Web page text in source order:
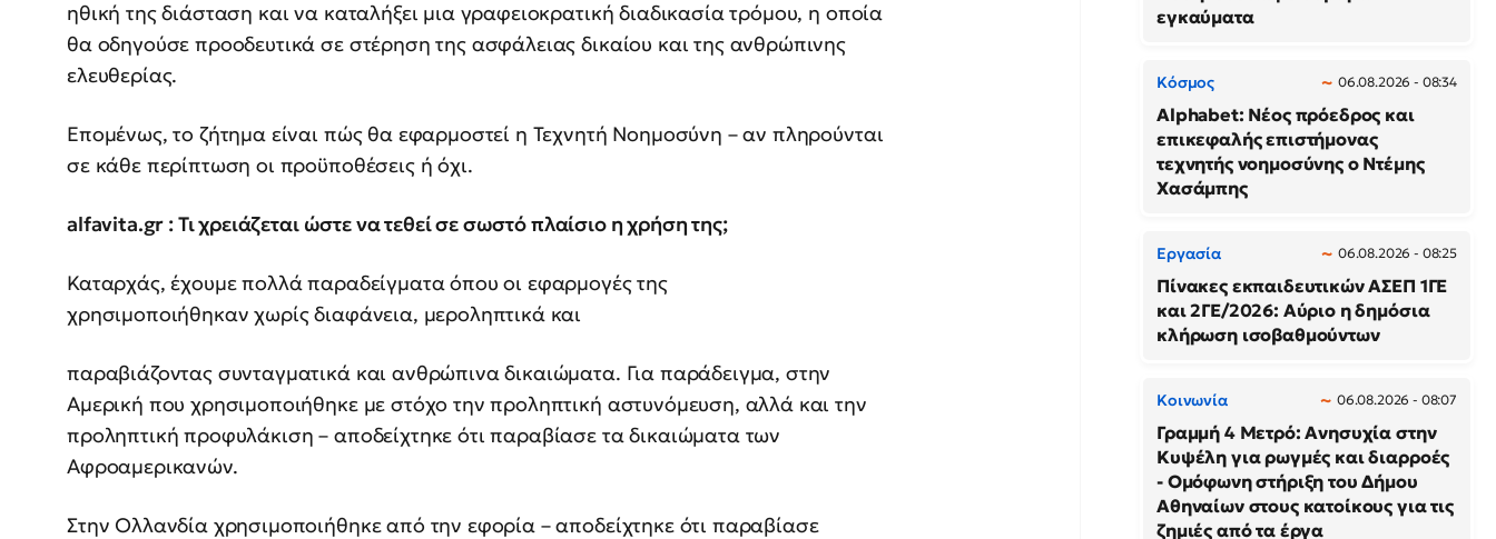
ηθική της διάσταση και να καταλήξει μια γραφειοκρατική διαδικασία τρόμου, η οποία
θα οδηγούσε προοδευτικά σε στέρηση της ασφάλειας δικαίου και της ανθρώπινης
ελευθερίας.
Επομένως, το ζήτημα είναι πώς θα εφαρμοστεί η Τεχνητή Νοημοσύνη – αν πληρούνται
σε κάθε περίπτωση οι προϋποθέσεις ή όχι.
alfavita.gr : Τι χρειάζεται ώστε να τεθεί σε σωστό πλαίσιο η χρήση της;
Καταρχάς, έχουμε πολλά παραδείγματα όπου οι εφαρμογές της
χρησιμοποιήθηκαν χωρίς διαφάνεια, μεροληπτικά και
παραβιάζοντας συνταγματικά και ανθρώπινα δικαιώματα. Για παράδειγμα, στην
Αμερική που χρησιμοποιήθηκε με στόχο την προληπτική αστυνόμευση, αλλά και την
προληπτική προφυλάκιση – αποδείχτηκε ότι παραβίασε τα δικαιώματα των
Αφροαμερικανών.
Στην Ολλανδία χρησιμοποιήθηκε από την εφορία – αποδείχτηκε ότι παραβίασε
εγκαύματα
Κόσμος 06.08.2026 - 08:34
Alphabet: Νέος πρόεδρος και
επικεφαλής επιστήμονας
τεχνητής νοημοσύνης ο Ντέμης
Χασάμπης
Εργασία 06.08.2026 - 08:25
Πίνακες εκπαιδευτικών ΑΣΕΠ 1ΓΕ
και 2ΓΕ/2026: Αύριο η δημόσια
κλήρωση ισοβαθμούντων
Κοινωνία 06.08.2026 - 08:07
Γραμμή 4 Μετρό: Ανησυχία στην
Κυψέλη για ρωγμές και διαρροές
- Ομόφωνη στήριξη του Δήμου
Αθηναίων στους κατοίκους για τις
ζημιές από τα έργα